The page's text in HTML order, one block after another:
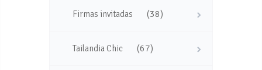
Firmas invitadas (38)
Tailandia Chic (67)